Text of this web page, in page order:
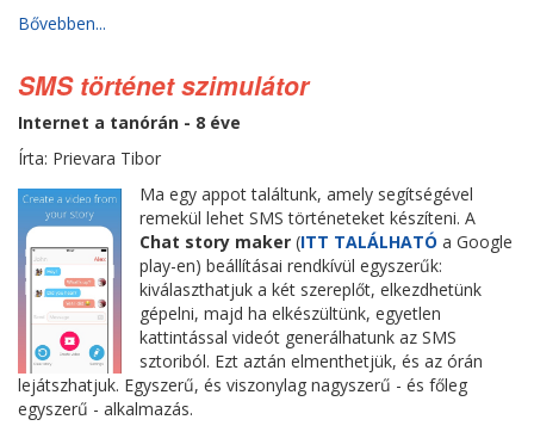
Bővebben...
SMS történet szimulátor
Internet a tanórán - 8 éve
Írta: Prievara Tibor
Ma egy appot találtunk, amely segítségével
remekül lehet SMS történeteket készíteni. A
Chat story maker (ITT TALÁLHATÓa Google
play-en) beállításai rendkívül egyszerűk:
kiválaszthatjuk a két szereplőt, elkezdhetünk
gépelni, majd ha elkészültünk, egyetlen
kattintással videót generálhatunk az SMS
sztoriból. Ezt aztán elmenthetjük, és az órán
lejátszhatjuk. Egyszerű, és viszonylag nagyszerű - és főleg
egyszerű - alkalmazás.